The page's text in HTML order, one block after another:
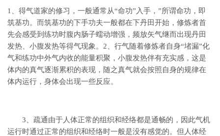
1、得气道家的修习，一般通常从“命功”入手，”所谓命功，即
筑基功。而筑基功的下手功夫一般都在下丹田开始，修炼者首
先会感受到练功时腹内肠子蠕动增强，频放矢气继而出现丹田
发热、小腹发热等得气现象。2、行气随着修炼者自身“堵漏”化
气和练功中外气内收的能量积聚，小腹发热伴有充实感，这是
体内的真气逐渐累积的表现，随之真气就会按照自身的规律在
体内运行，身体会出现一些反应。
3、疏通由于人体正常的组织和经络都是通畅的，因此气机
运行时通过正常的组织和经络时一般是没有感觉的。但人体经